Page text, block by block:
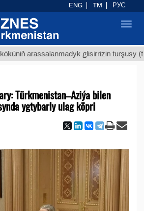
glisirrizin turşusy (t.)
Türkmenistan–Aziýa bilen
ygtybarly ulag köpri
ENG TM РУС